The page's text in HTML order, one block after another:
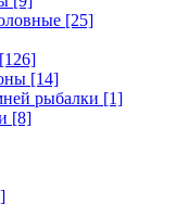
[25]
[126]
[14]
рыбалки [1]
[8]